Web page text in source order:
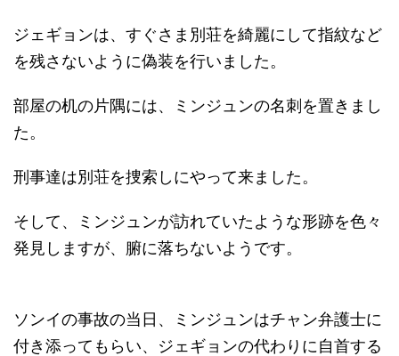
ジェギョンは、すぐさま別荘を綺麗にして指紋など
を残さないように偽装を行いました。
部屋の机の片隅には、ミンジュンの名刺を置きまし
た。
刑事達は別荘を捜索しにやって来ました。
そして、ミンジュンが訪れていたような形跡を色々
発見しますが、腑に落ちないようです。
ソンイの事故の当日、ミンジュンはチャン弁護士に
付き添ってもらい、ジェギョンの代わりに自首する